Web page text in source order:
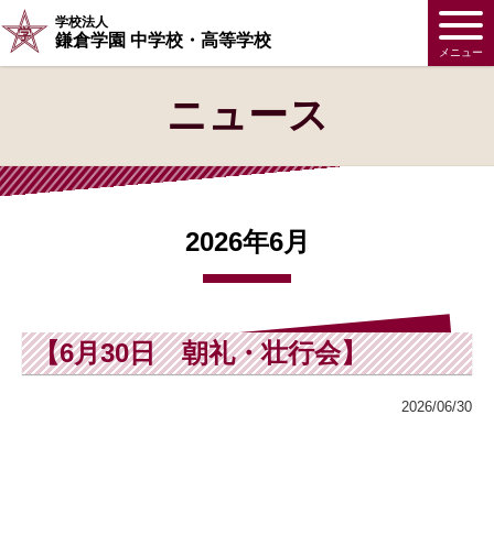
学校法人
鎌倉学園 中学校・高等学校
メニュー
ニュース
2026年6月
【6月30日 朝礼・壮行会】
2026/06/30